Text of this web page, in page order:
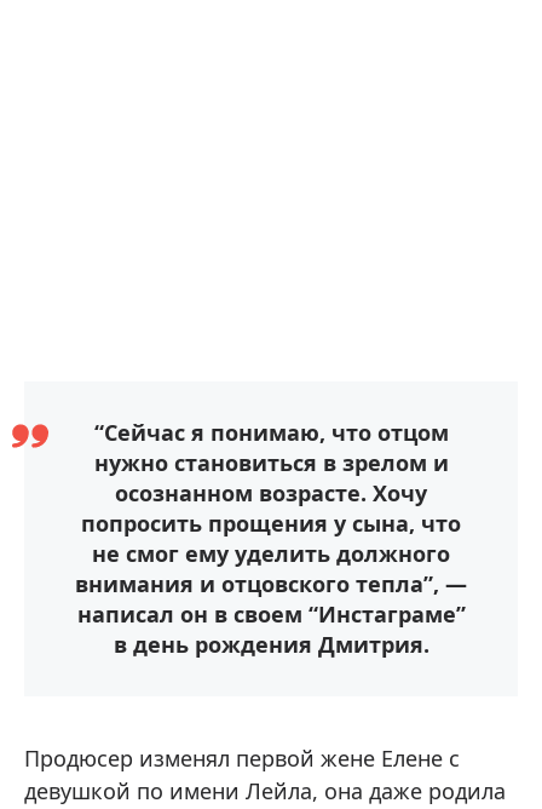
“Сейчас я понимаю, что отцом
нужно становиться в зрелом и
осознанном возрасте. Хочу
попросить прощения у сына, что
не смог ему уделить должного
внимания и отцовского тепла”, —
написал он в своем “Инстаграме”
в день рождения Дмитрия.
Продюсер изменял первой жене Елене с
девушкой по имени Лейла, она даже родила